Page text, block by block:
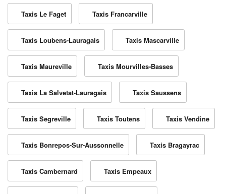
Taxis Le Faget Taxis Francarville
Taxis Loubens-Lauragais Taxis Mascarville
Taxis Maureville Taxis Mourvilles-Basses
Taxis La Salvetat-Lauragais Taxis Saussens
Taxis Segreville Taxis Toutens Taxis Vendine
Taxis Bonrepos-Sur-Aussonnelle Taxis Bragayrac
Taxis Cambernard Taxis Empeaux